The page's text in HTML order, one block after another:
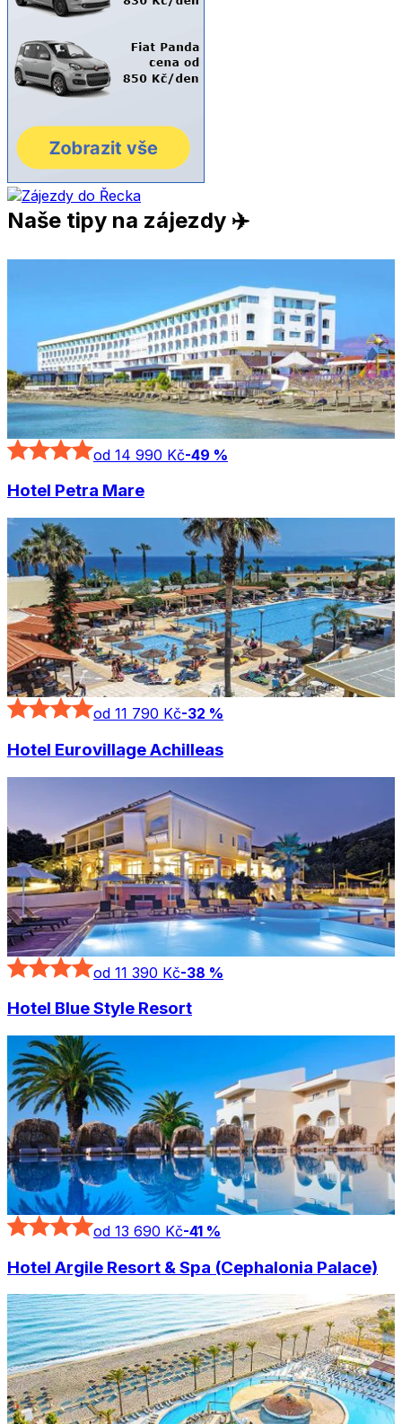
Naše tipy na zájezdy ✈️
od 14 990 Kč-49 %
Hotel Petra Mare
od 11 790 Kč-32 %
Hotel Eurovillage Achilleas
od 11 390 Kč-38 %
Hotel Blue Style Resort
od 13 690 Kč-41 %
Hotel Argile Resort & Spa (Cephalonia Palace)